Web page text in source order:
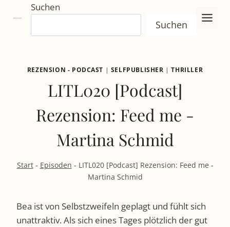
Inhalt
springen
Suchen
Suchen
REZENSION - PODCAST | SELFPUBLISHER |THRILLER
LITL020 [Podcast]
Rezension: Feed me -
Martina Schmid
Start- Episoden - LITL020 [Podcast] Rezension: Feed me -
Martina Schmid
Bea ist von Selbstzweifeln geplagt und fühlt sich
unattraktiv. Als sich eines Tages plötzlich der gut